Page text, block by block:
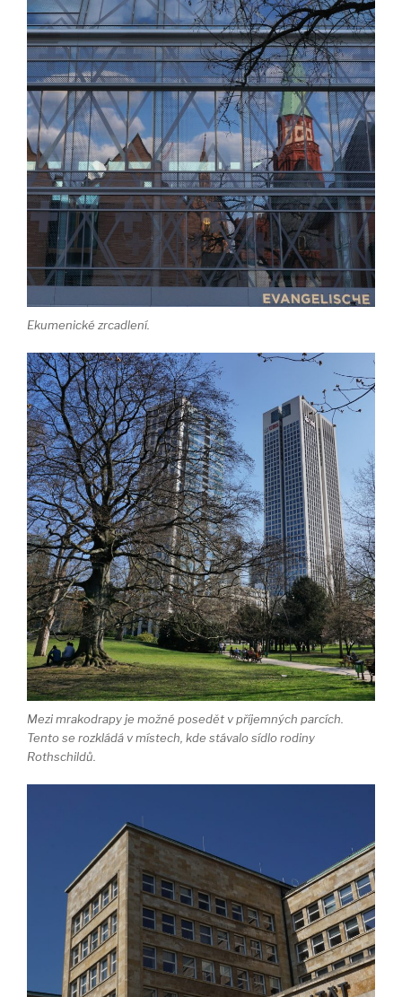
Ekumenické zrcadlení.
Mezi mrakodrapy je možné posedět v příjemných parcích.
Tento se rozkládá v místech, kde stávalo sídlo rodiny
Rothschildů.